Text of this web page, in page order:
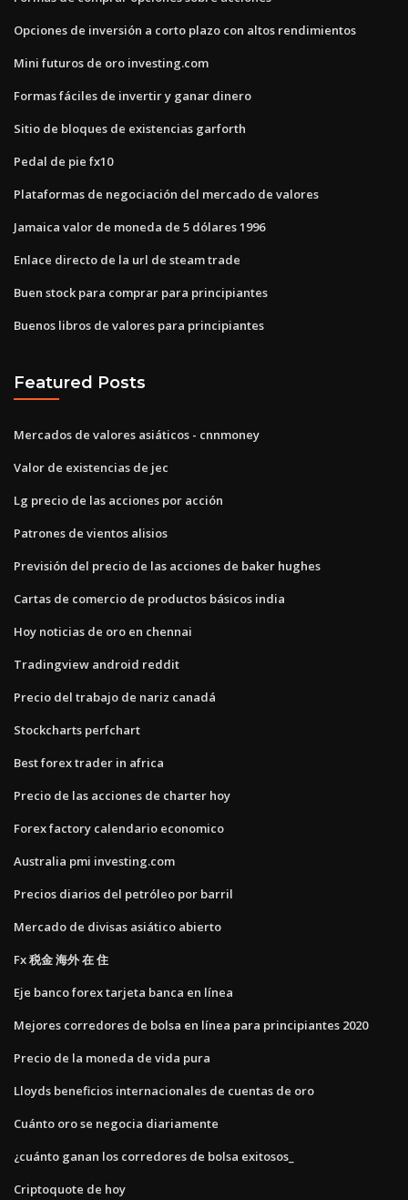
Opciones de inversión a corto plazo con altos rendimientos
Mini futuros de oro investing.com
Formas fáciles de invertir y ganar dinero
Sitio de bloques de existencias garforth
Pedal de pie fx10
Plataformas de negociación del mercado de valores
Jamaica valor de moneda de 5 dólares 1996
Enlace directo de la url de steam trade
Buen stock para comprar para principiantes
Buenos libros de valores para principiantes
Featured Posts
Mercados de valores asiáticos - cnnmoney
Valor de existencias de jec
Lg precio de las acciones por acción
Patrones de vientos alisios
Previsión del precio de las acciones de baker hughes
Cartas de comercio de productos básicos india
Hoy noticias de oro en chennai
Tradingview android reddit
Precio del trabajo de nariz canadá
Stockcharts perfchart
Best forex trader in africa
Precio de las acciones de charter hoy
Forex factory calendario economico
Australia pmi investing.com
Precios diarios del petróleo por barril
Mercado de divisas asiático abierto
Fx 税金 海外 在 住
Eje banco forex tarjeta banca en línea
Mejores corredores de bolsa en línea para principiantes 2020
Precio de la moneda de vida pura
Lloyds beneficios internacionales de cuentas de oro
Cuánto oro se negocia diariamente
¿cuánto ganan los corredores de bolsa exitosos_
Criptoquote de hoy